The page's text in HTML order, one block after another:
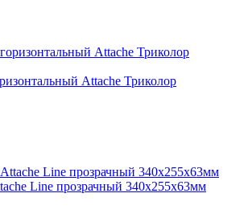
Attache Триколор
Line прозрачный 340х255х63мм